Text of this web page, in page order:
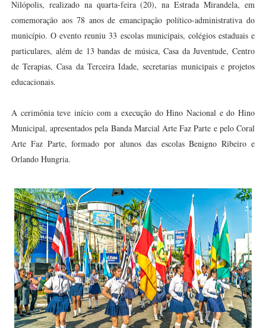
Nilópolis, realizado na quarta-feira (20), na Estrada Mirandela, em
comemoração aos 78 anos de emancipação político-administrativa do
município. O evento reuniu 33 escolas municipais, colégios estaduais e
particulares, além de 13 bandas de música, Casa da Juventude, Centro
de Terapias, Casa da Terceira Idade, secretarias municipais e projetos
educacionais.
A cerimônia teve início com a execução do Hino Nacional e do Hino
Municipal, apresentados pela Banda Marcial Arte Faz Parte e pelo Coral
Arte Faz Parte, formado por alunos das escolas Benigno Ribeiro e
Orlando Hungria.